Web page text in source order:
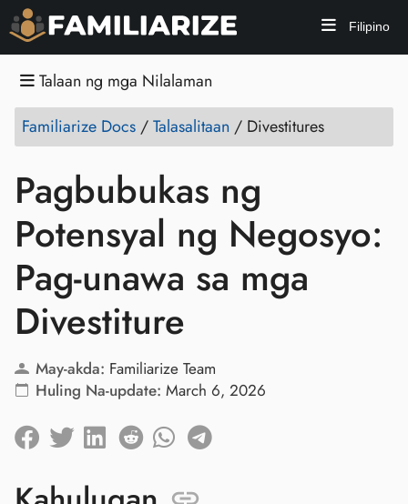
Filipino
Talaan ng mga Nilalaman
Familiarize Docs /Talasalitaan / Divestitures
Pagbubukas ng
Potensyal ng Negosyo:
Pag-unawa sa mga
Divestiture
May-akda: Familiarize Team
Huling Na-update: March 6, 2026